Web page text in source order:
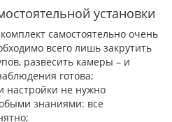
установки
самостоятельно очень
всего лишь закрутить
развесить камеры – и
готова;
настройки не нужно
знаниями: все